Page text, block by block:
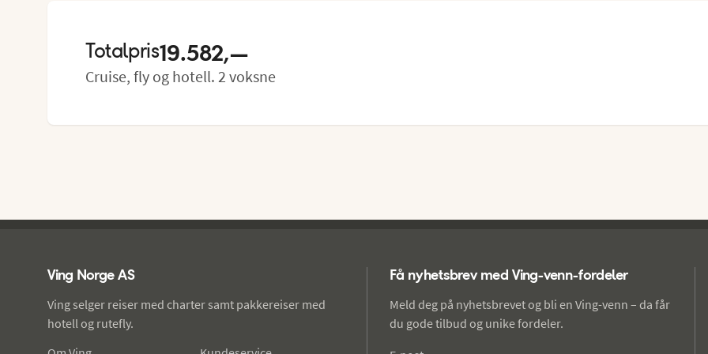
Lugarens størrelse: ca. 12–16 m²
Lugarenes utseende og planløsning kan variere.
Totalpris19.582,—
Cruise, fly og hotell. 2 voksne
Ving Norge AS
Ving selger reiser med charter samt pakkereiser med
hotell og rutefly.
Få nyhetsbrev med Ving-venn-fordeler
Meld deg på nyhetsbrevet og bli en Ving-venn – da får
du gode tilbud og unike fordeler.